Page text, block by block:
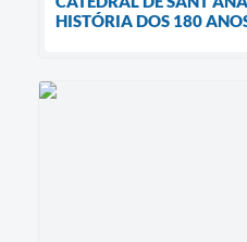
HISTÓRIA DOS 180